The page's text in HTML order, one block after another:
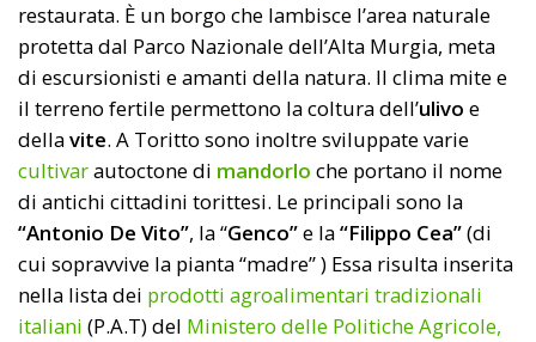
restaurata. È un borgo che lambisce l’area naturale
protetta dal Parco Nazionale dell’Alta Murgia, meta
di escursionisti e amanti della natura. Il clima mite e
il terreno fertile permettono la coltura dell’ulivo e
dellavite. A Toritto sono inoltre sviluppate varie
cultivarautoctone di mandorlo che portano il nome
di antichi cittadini torittesi. Le principali sono la
“Antonio De Vito”, la “Genco”e la“Filippo Cea”(di
cui sopravvive la pianta “madre” ) Essa risulta inserita
nella lista dei prodotti agroalimentari tradizionali
italiani (P.A.T) del Ministero delle Politiche Agricole,